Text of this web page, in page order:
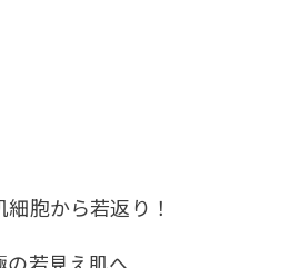
胞から若返り！
の若見え肌へ